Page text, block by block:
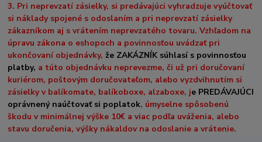
3. Pri neprevzatí zásielky, si predávajúci vyhradzuje vyúčtovať
si náklady spojené s odoslaním a pri neprevzatí zásielky
zákazníkom aj s vrátením neprevzatého tovaru. Vzhľadom na
úpravu zákona o eshopoch a povinnosťou uvádzať pri
ukončovaní objednávky,že ZAKÁZNÍK súhlasí s povinnosťou
platby, a túto objednávku neprevezme, či už pri doručovaní
kuriérom, poštovým doručovateľom, alebo vyzdvihnutím si
zásielky v balíkomate, balíkoboxe, alzaboxe, je PREDÁVAJÚCI
oprávnený naúčtovať si poplatok, úmyselne spôsobenú
škodu v minimálnej výške 10€ a viac podľa uváženia, alebo
stavu doručenia, výšky nákaldov na odoslanie a vrátenie.